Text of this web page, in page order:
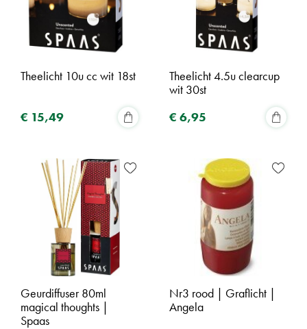
Theelicht 10u cc wit 18st
€ 15,49
Theelicht 4.5u clearcup
wit 30st
€ 6,95
Geurdiffuser 80ml
magical thoughts |
Spaas
Nr3 rood | Graflicht |
Angela